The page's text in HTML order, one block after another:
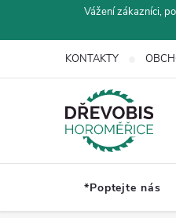
Vážení zákazníci,
KONTAKTY
*Poptejte nás